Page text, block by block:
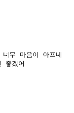
무 마음이 아프네
좋겠어